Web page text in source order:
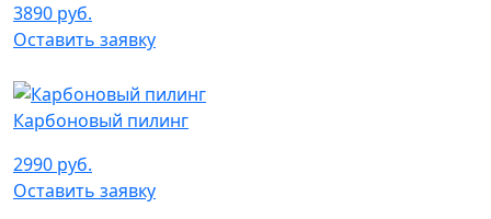
3890 руб.
Оставить заявку
Карбоновый пилинг
2990 руб.
Оставить заявку